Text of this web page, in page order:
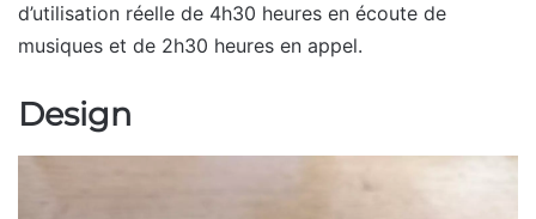
d’utilisation réelle de 4h30 heures en écoute de
musiques et de 2h30 heures en appel.
Design